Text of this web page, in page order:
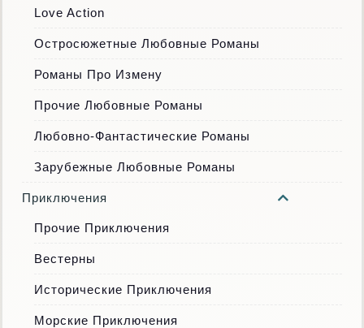
Love Action
Остросюжетные Любовные Романы
Романы Про Измену
Прочие Любовные Романы
Любовно-Фантастические Романы
Зарубежные Любовные Романы
Приключения
Прочие Приключения
Вестерны
Исторические Приключения
Морские Приключения